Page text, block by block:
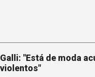
Galli: "Está de moda
violentos"